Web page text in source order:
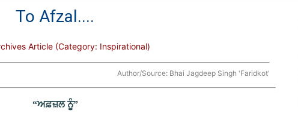
To Afzal....
Article (Category: Inspirational)
Author/Source: Bhai Jagdeep Singh 'Faridkot'
“ਅਫ਼ਜ਼ਲ ਨੂੰ”